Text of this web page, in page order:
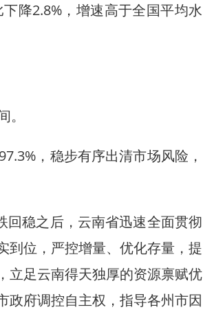
2.8%，增速高于全国平均水
，稳步有序出清市场风险，
稳之后，云南省迅速全面贯彻
到位，严控增量、优化存量，提
立足云南得天独厚的资源禀赋优
政府调控自主权，指导各州市因